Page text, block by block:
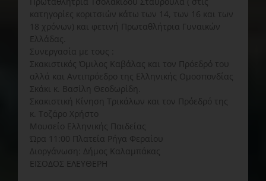
κατηγορίες κοριτσιών κάτω των 14, των 16 και των
18 χρόνων) και φετινή Πρωταθλήτρια Γυναικών
Ελλάδας.
Συνεργασία με τους :
Σκακιστικός Όμιλος Καβάλας και τον Πρόεδρό του
αλλά και Αντιπρόεδρο της Ελληνικής Ομοσπονδίας
Σκάκι κ. Βασίλη Θεοδωρίδη.
Σκακιστική Κίνηση Τρικάλων και τον Πρόεδρό της
κ. Τοζάρο Χρήστο
Μουσείο Ελληνικής Παιδείας
Ώρα 11:00 Πλατεία Ρήγα Φεραίου
Διοργάνωση: Δήμος Καλαμπάκας
ΕΙΣΟΔΟΣ ΕΛΕΥΘΕΡΗ